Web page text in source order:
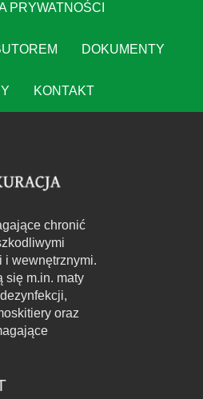
PRYWATNOŚCI
DOKUMENTY
KONTAKT
chronić
i wewnętrznymi.
się m.in. maty
oraz